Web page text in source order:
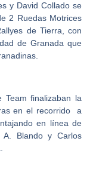
y David Colladose
2 Ruedas Motrices
de Tierra,con
de Granada que
Teamfinalizaban la
en el recorrido a
en línea de
A. Blando y Carlos